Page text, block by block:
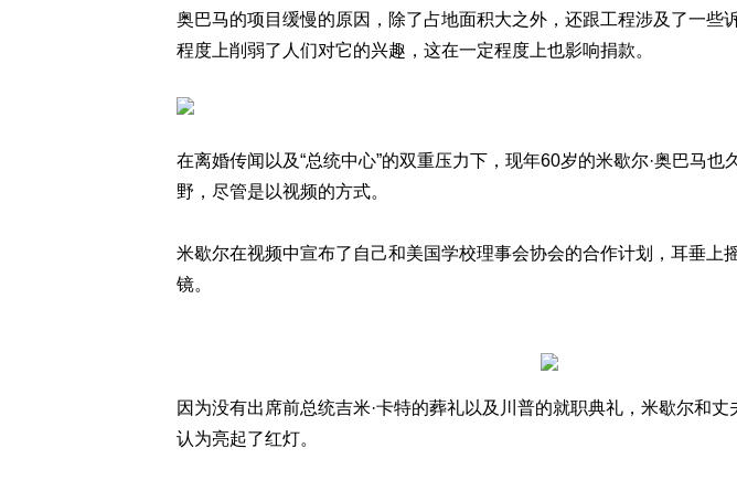
奥巴马的项目缓慢的原因，除了占地面积大之外，还跟工程涉及了一些
程度上削弱了人们对它的兴趣，这在一定程度上也影响捐款。
在离婚传闻以及“总统中心”的双重压力下，现年60岁的米歇尔·奥巴马也
野，尽管是以视频的方式。
米歇尔在视频中宣布了自己和美国学校理事会协会的合作计划，耳垂上
镜。
因为没有出席前总统吉米·卡特的葬礼以及川普的就职典礼，米歇尔和
认为亮起了红灯。